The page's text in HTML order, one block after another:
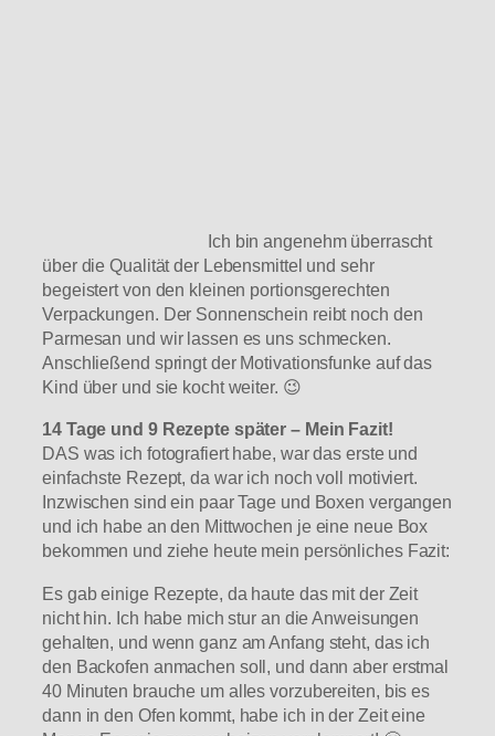
Ich bin angenehm überrascht
über die Qualität der Lebensmittel und sehr
begeistert von den kleinen portionsgerechten
Verpackungen. Der Sonnenschein reibt noch den
Parmesan und wir lassen es uns schmecken.
Anschließend springt der Motivationsfunke auf das
Kind über und sie kocht weiter. 😉
14 Tage und 9 Rezepte später – Mein Fazit!
DAS was ich fotografiert habe, war das erste und
einfachste Rezept, da war ich noch voll motiviert.
Inzwischen sind ein paar Tage und Boxen vergangen
und ich habe an den Mittwochen je eine neue Box
bekommen und ziehe heute mein persönliches Fazit:
Es gab einige Rezepte, da haute das mit der Zeit
nicht hin. Ich habe mich stur an die Anweisungen
gehalten, und wenn ganz am Anfang steht, das ich
den Backofen anmachen soll, und dann aber erstmal
40 Minuten brauche um alles vorzubereiten, bis es
dann in den Ofen kommt, habe ich in der Zeit eine